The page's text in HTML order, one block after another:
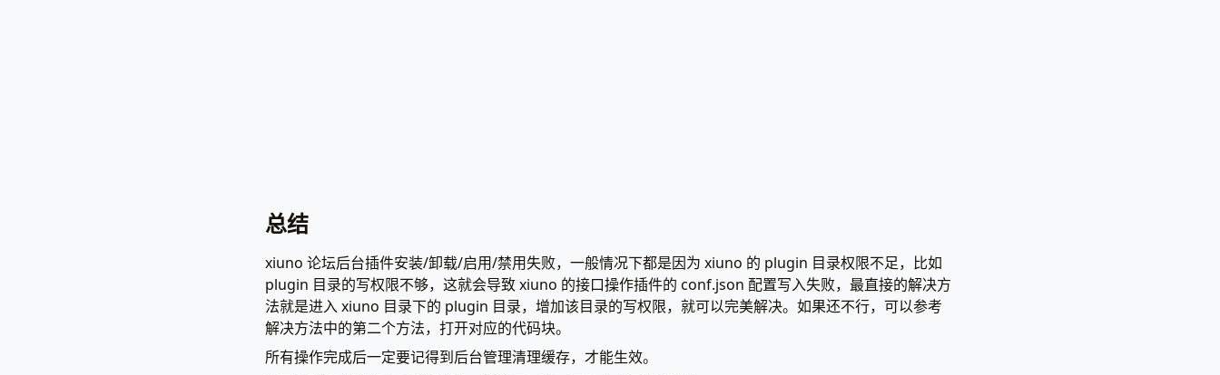
总结
xiuno 论坛后台插件安装/卸载/启用/禁用失败，一般情况下都是因为 xiuno 的 plugin 目录权限不足，比如
plugin 目录的写权限不够，这就会导致 xiuno 的接口操作插件的 conf.json 配置写入失败，最直接的解决方
法就是进入 xiuno 目录下的 plugin 目录，增加该目录的写权限，就可以完美解决。如果还不行，可以参考
解决方法中的第二个方法，打开对应的代码块。
所有操作完成后一定要记得到后台管理清理缓存，才能生效。